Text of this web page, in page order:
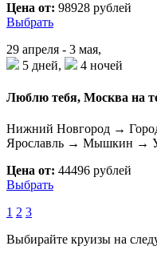
Цена от: 98928 рублей
Выбрать
29 апреля - 3 мая,
5 дней,
4 ночей
Люблю тебя, Москва на
Нижний Новгород →
Ярославль → Мышкин →
Цена от: 44496 рублей
Выбрать
1 2 3
Выбирайте круизы на